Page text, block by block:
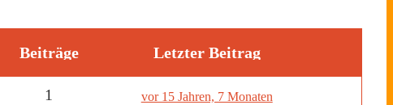
Beiträge Letzter Beitrag
1
vor 15 Jahren, 7 Monaten